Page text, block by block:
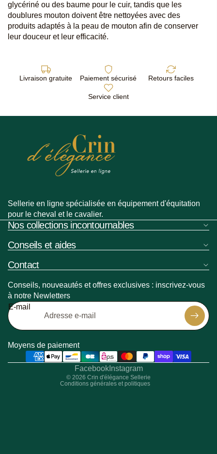
glycériné ou des baume pour le cuir, tandis que les
doublures mouton doivent être nettoyées avec des
produits adaptés à la peau de mouton afin de conserver
leur douceur et leur efficacité.
Livraison gratuite Paiement sécurisé Retours faciles
Service client
Sellerie en ligne spécialisée en équipement d'équitation
pour le cheval et le cavalier.
Nos collections incontournables
Conseils et aides
Contact
Conseils, nouveautés et offres exclusives : inscrivez-vous
à notre Newletters
E-mail
Moyens de paiement
FacebookInstagram
© 2026 Crin d'élégance Sellerie
Conditions générales et politiques
Politique de remboursement
Politique de confidentialité
Conditions générales de vente